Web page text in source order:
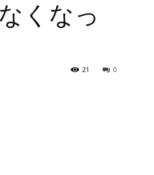
くなっ
0
21